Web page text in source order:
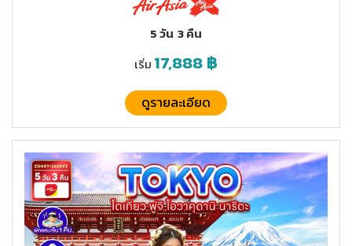
5 วัน 3 คืน
เริ่ม 17,888฿
ดูรายละเอียด